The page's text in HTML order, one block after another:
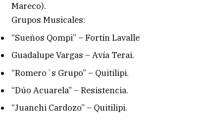
Mareco).
Grupos Musicales:
“Sueños Qompi” – Fortín Lavalle
Guadalupe Vargas – Avía Terai.
“Romero´s Grupo” – Quitilipi.
“Dúo Acuarela” – Resistencia.
“Juanchi Cardozo” – Quitilipi.